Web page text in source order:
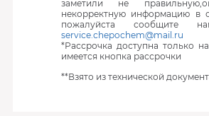
заметили не
некорректную информацию в
пожалуйста сообщите
service.chepochem@mail.ru
*Рассрочка доступна только
имеется кнопка рассрочки
**Взято из технической